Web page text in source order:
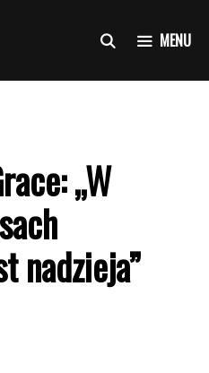
MENU
„W
nadzieja”